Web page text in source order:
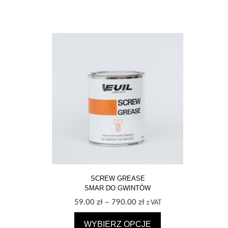
SCREW GREASE
SMAR DO GWINTÓW
59.00 zł – 790.00 złZakres
cen:
od
z VAT
WYBIERZ OPCJE